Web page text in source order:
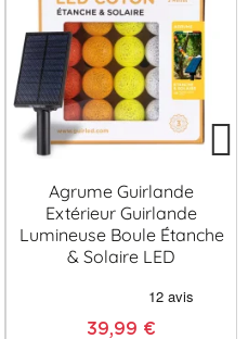
Agrume Guirlande
Extérieur Guirlande
Lumineuse Boule Étanche
& Solaire LED
39,99 €